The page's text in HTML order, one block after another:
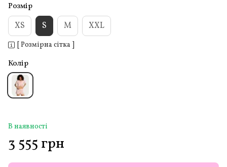
Розмір
XS S M XXL
[ Розмірна сітка ]
Колір
В наявності
3 555 грн